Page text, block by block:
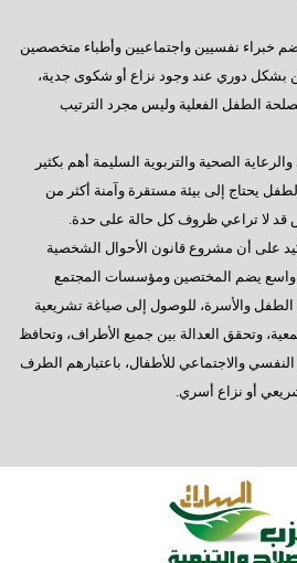
خبراء نفسيين واجتماعيين وأطباء متخصصين
بشكل دوري عند وجود نزاع أو شكوى جدية،
الطفل الفعلية وليس مجرد الترتيب
الصحية والتربوية السليمة أهم بكثير
يحتاج إلى بيئة مستقرة وآمنة أكثر من
لا تراعي ظروف كل حالة على حدة.
على أن مشروع قانون الأحوال الشخصية
واسع يضم المختصين ومؤسسات المجتمع
الطفل والأسرة، للوصول إلى صياغة تشريعية
وتحقق العدالة بين جميع الأطراف، وتحافظ
والاجتماعي للأطفال، باعتبارهم الطرف
أو نزاع أسري.